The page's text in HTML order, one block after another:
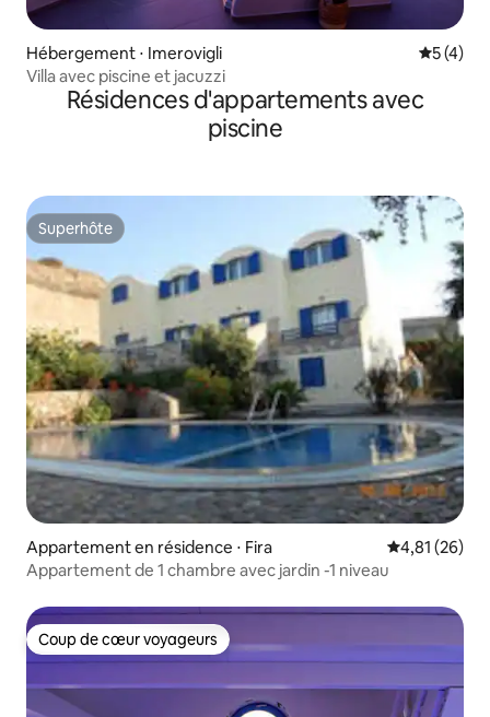
Hébergement ⋅ Imerovigli
5 (4)
Villa avec piscine et jacuzzi
Résidences d'appartements avec
piscine
Superhôte
Superhôte
Appartement en résidence ⋅ Fira Évaluation
4,81 (26)
Appartement de 1 chambre avec jardin -1 niveau
Coup de cœur voyageurs
Coup de cœur voyageurs